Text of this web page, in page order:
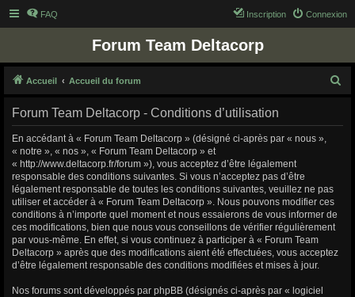
FAQ Connexion
Inscription
Forum Team Deltacorp
Accueil Accueil du forum
Forum Team Deltacorp - Conditions d’utilisation
En accédant à « Forum Team Deltacorp » (désigné ci-après par « nous »,
« notre », « nos », « Forum Team Deltacorp » et
« http://www.deltacorp.fr/forum »), vous acceptez d’être légalement
responsable des conditions suivantes. Si vous n’acceptez pas d’être
légalement responsable de toutes les conditions suivantes, veuillez ne pas
utiliser et accéder à « Forum Team Deltacorp ». Nous pouvons modifier ces
conditions à n’importe quel moment et nous essaierons de vous informer de
ces modifications, bien que nous vous conseillons de vérifier régulièrement
par vous-même. En effet, si vous continuez à participer à « Forum Team
Deltacorp » après que des modifications aient été effectuées, vous acceptez
d’être légalement responsable des conditions modifiées et mises à jour.
Nos forums sont développés par phpBB (désignés ci-après par « logiciel